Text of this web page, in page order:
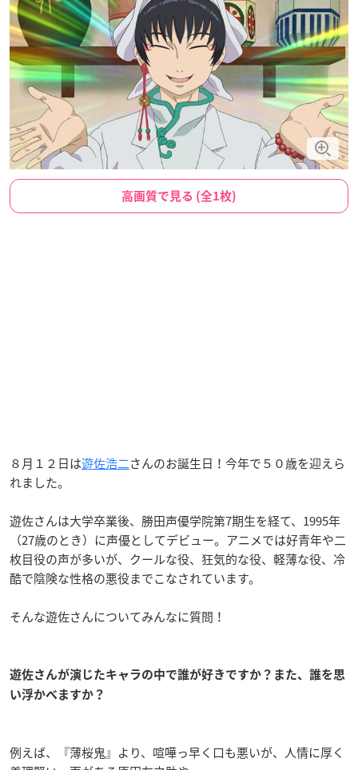
高画質で見る (全1枚)
８月１２日は遊佐浩二さんのお誕生日！今年で５０歳を迎えら
れました。
遊佐さんは大学卒業後、勝田声優学院第7期生を経て、1995年
（27歳のとき）に声優としてデビュー。アニメでは好青年や二
枚目役の声が多いが、クールな役、狂気的な役、軽薄な役、冷
酷で陰険な性格の悪役までこなされています。
そんな遊佐さんについてみんなに質問！
遊佐さんが演じたキャラの中で誰が好きですか？また、誰を思
い浮かべますか？
例えば、『薄桜鬼』より、喧嘩っ早く口も悪いが、人情に厚く